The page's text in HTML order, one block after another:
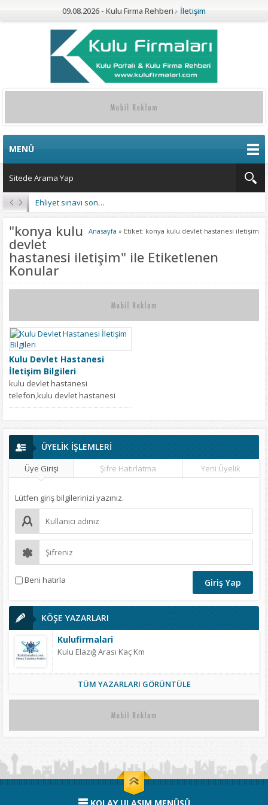
09.08.2026 - Kulu Firma Rehberi İletişim
MENÜ
Kulu’da 4 Mahalleye Yangın Söndürme Tankeri
Anasayfa » Etiket: konya kulu devlet hastanesi iletişim
"konya kulu
devlet
hastanesi iletişim" ile Etiketlenen
Konular
Kulu Devlet Hastanesi
İletişim Bilgileri
kulu devlet hastanesi
telefon,kulu devlet hastanesi
iletişim,kulu devlet hastanesi
adres,konya kulu devlet
hastanesi adres,kulu devlet...
ÜYELİK İŞLEMLERİ
Üye Girişi Şifre Hatırlatma Yeni Üyelik
Lütfen giriş bilgilerinizi yazınız.
Beni hatırla
KÖŞE YAZARLARI
Kulufirmalari
Kulu Elazığ Arası Kaç Km
TÜM YAZARLARI GÖRÜNTÜLE